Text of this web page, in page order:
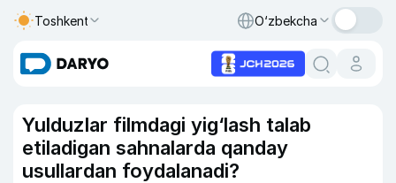
Toshkent O‘zbekcha
Yulduzlar filmdagi yig‘lash talab
etiladigan sahnalarda qanday
usullardan foydalanadi?